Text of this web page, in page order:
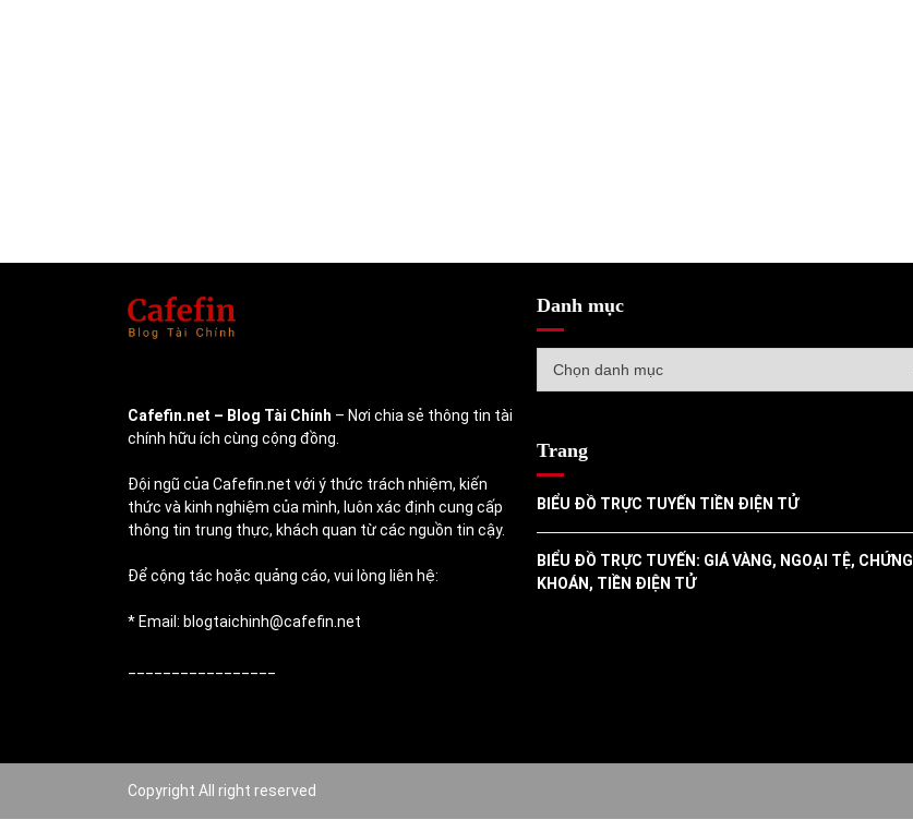
Cafefin.net – Blog Tài Chính – Nơi chia sẻ thông tin tài
chính hữu ích cùng cộng đồng.
Đội ngũ của Cafefin.net với ý thức trách nhiệm, kiến
thức và kinh nghiệm của mình, luôn xác định cung cấp
thông tin trung thực, khách quan từ các nguồn tin cậy.
Để cộng tác hoặc quảng cáo, vui lòng liên hệ:
* Email: blogtaichinh@cafefin.net
Danh mục
mục
Trang
BIỂU ĐỒ TRỰC TUYẾN TIỀN ĐIỆN TỬ
BIỂU ĐỒ TRỰC TUYẾN: GIÁ VÀNG, NGOẠI TỆ, CHỨNG
KHOÁN, TIỀN ĐIỆN TỬ
Copyright All right reserved